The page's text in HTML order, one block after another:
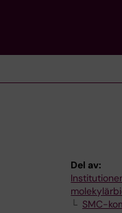
Del av:
SMC-